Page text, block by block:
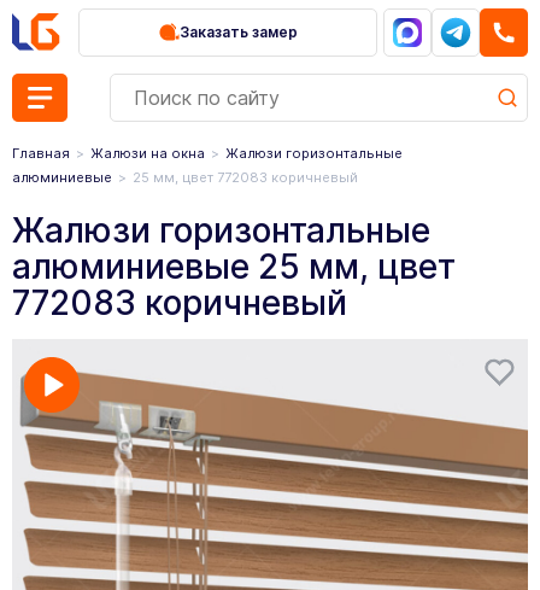
Заказать замер
Главная Жалюзи на окна
Жалюзи горизонтальные
алюминиевые
25 мм, цвет 772083 коричневый
Жалюзи горизонтальные
алюминиевые 25 мм, цвет
772083 коричневый